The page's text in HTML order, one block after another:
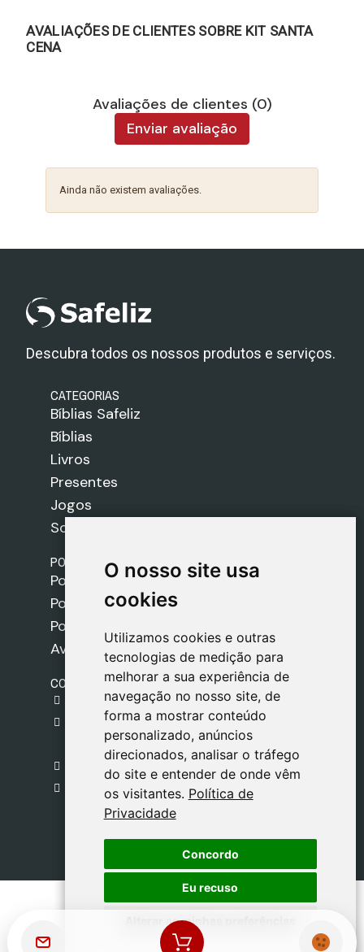
O nosso site usa
cookies
Utilizamos cookies e outras
tecnologias de medição para
melhorar a sua experiência de
navegação no nosso site, de
forma a mostrar conteúdo
personalizado, anúncios
direcionados, analisar o tráfego
do site e entender de onde vêm
os visitantes. Política de
Privacidade
Concordo
Eu recuso
Alterar as minhas preferências
O nosso site usa
cookies
Utilizamos cookies e outras
tecnologias de medição para
melhorar a sua experiência de
navegação no nosso site, de
forma a mostrar conteúdo
personalizado, anúncios
direcionados, analisar o tráfego
do site e entender de onde vêm
os visitantes. Política de
Privacidade
Concordo
Eu recuso
Alterar as minhas preferências
AVALIAÇÕES DE CLIENTES SOBRE KIT SANTA
CENA
Avaliações de clientes (0)
Enviar avaliação
Ainda não existem avaliações.
Descubra todos os nossos produtos e serviços.
CATEGORIAS
Bíblias Safeliz
Bíblias
Livros
Presentes
Jogos
Sobre nós
POLÍTICAS
Política de Envios
Política de Cookies
Política de Privacidade
Aviso Legal
CONTACTO
gestion@safeliz.com
C. del Pradillo, 6, 28770 Colmenar Viejo,
Madrid
+34 918 459 877
Segunda a Sexta
09:00 - 13:00